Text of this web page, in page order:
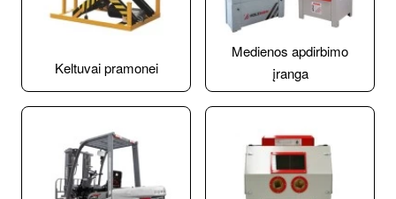
Keltuvai pramonei
Medienos apdirbimo
įranga